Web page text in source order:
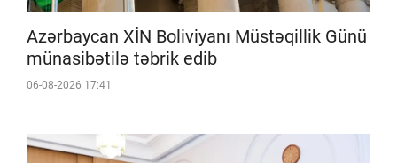
Azərbaycan XİN Boliviyanı Müstəqillik Günü
münasibətilə təbrik edib
06-08-2026 17:41